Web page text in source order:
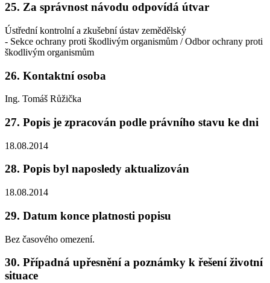
25. Za správnost návodu odpovídá útvar
Ústřední kontrolní a zkušební ústav zemědělský
- Sekce ochrany proti škodlivým organismům / Odbor ochrany proti
škodlivým organismům
26. Kontaktní osoba
Ing. Tomáš Růžička
27. Popis je zpracován podle právního stavu ke dni
18.08.2014
28. Popis byl naposledy aktualizován
18.08.2014
29. Datum konce platnosti popisu
Bez časového omezení.
30. Případná upřesnění a poznámky k řešení životní
situace